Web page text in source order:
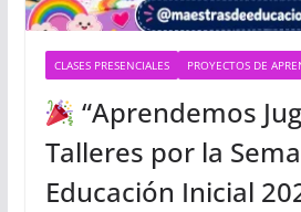
CLASES PRESENCIALES PROYECTOS DE
“Aprendemos
Talleres por la
Educación Inicial